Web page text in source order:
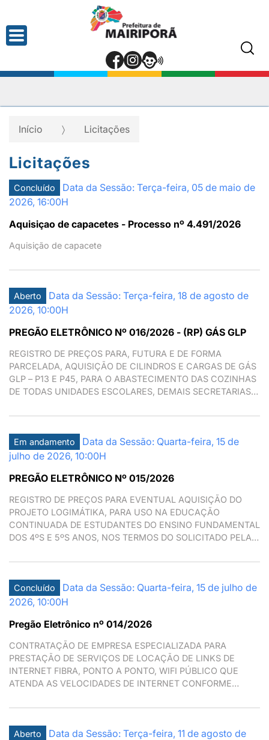
Início Licitações
Licitações
Concluído
Data da Sessão: Terça-feira, 05 de maio de
2026, 16:00H
Aquisiçao de capacetes - Processo nº 4.491/2026
Aquisição de capacete
Aberto
Data da Sessão: Terça-feira, 18 de agosto de
2026, 10:00H
PREGÃO ELETRÔNICO Nº 016/2026 - (RP) GÁS GLP
REGISTRO DE PREÇOS PARA, FUTURA E DE FORMA
PARCELADA, AQUISIÇÃO DE CILINDROS E CARGAS DE GÁS
GLP – P13 E P45, PARA O ABASTECIMENTO DAS COZINHAS
DE TODAS UNIDADES ESCOLARES, DEMAIS SECRETARIAS E
Em andamento
Data da Sessão: Quarta-feira, 15 de
julho de 2026, 10:00H
PREGÃO ELETRÔNICO Nº 015/2026
REGISTRO DE PREÇOS PARA EVENTUAL AQUISIÇÃO DO
PROJETO LOGIMÁTIKA, PARA USO NA EDUCAÇÃO
CONTINUADA DE ESTUDANTES DO ENSINO FUNDAMENTAL
DOS 4ºS E 5ºS ANOS, NOS TERMOS DO SOLICITADO PELA
Concluído
Data da Sessão: Quarta-feira, 15 de julho de
2026, 10:00H
Pregão Eletrônico nº 014/2026
CONTRATAÇÃO DE EMPRESA ESPECIALIZADA PARA
PRESTAÇÃO DE SERVIÇOS DE LOCAÇÃO DE LINKS DE
INTERNET FIBRA, PONTO A PONTO, WIFI PÚBLICO QUE
ATENDA AS VELOCIDADES DE INTERNET CONFORME
REFERÊNCIA
Aberto
Data da Sessão: Terça-feira, 11 de agosto de